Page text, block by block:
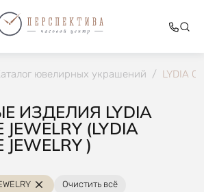
ювелирных украшений / LYDIA
ИЗДЕЛИЯ LYDIA
JEWELRY (LYDIA
JEWELRY )
Очистить всё